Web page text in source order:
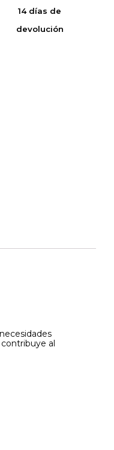
14 días de
devolución
al